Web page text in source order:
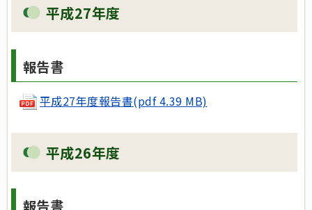
平成27年度
報告書
平成27年度報告書(pdf 4.39 MB)
平成26年度
報告書